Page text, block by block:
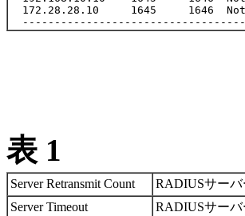
172.28.28.10     1645     1646
表 1
Server Retransmit Count
RADIUSサー
Server Timeout
RADIUSサー